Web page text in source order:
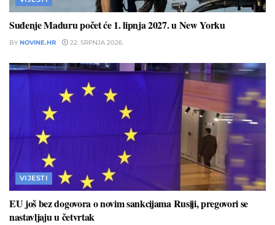
Suđenje Maduru počet će 1. lipnja 2027. u New Yorku
BY NOVINE.HR 22. SRPNJA 2026.
VIJESTI
EU još bez dogovora o novim sankcijama Rusiji, pregovori se
nastavljaju u četvrtak